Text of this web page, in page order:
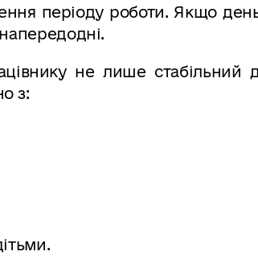
періоду роботи. Якщо
не лише стабільний
з: